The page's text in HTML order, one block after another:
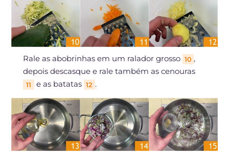
Rale as abobrinhas em um ralador grosso 10 ,
depois descasque e rale também as cenouras
11 e as batatas 12 .